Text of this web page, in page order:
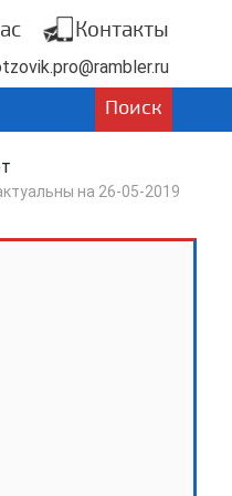
Контакты
Поиск
на 26-05-2019